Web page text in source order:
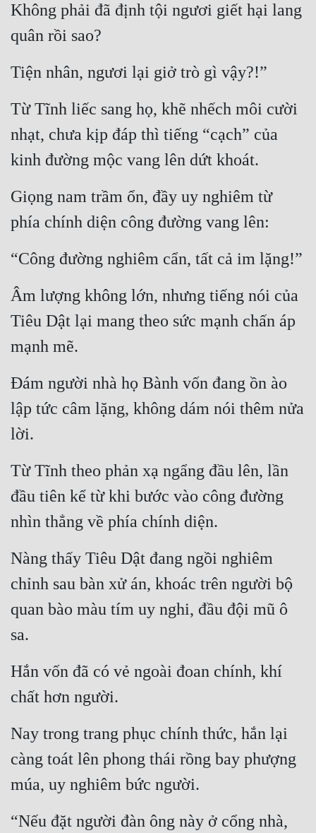
Không phải đã định tội ngươi giết hại lang
quân rồi sao?
Tiện nhân, ngươi lại giở trò gì vậy?!”
Từ Tĩnh liếc sang họ, khẽ nhếch môi cười
nhạt, chưa kịp đáp thì tiếng “cạch” của
kinh đường mộc vang lên dứt khoát.
Giọng nam trầm ổn, đầy uy nghiêm từ
phía chính diện công đường vang lên:
“Công đường nghiêm cẩn, tất cả im lặng!”
Âm lượng không lớn, nhưng tiếng nói của
Tiêu Dật lại mang theo sức mạnh chấn áp
mạnh mẽ.
Đám người nhà họ Bành vốn đang ồn ào
lập tức câm lặng, không dám nói thêm nửa
lời.
Từ Tĩnh theo phản xạ ngẩng đầu lên, lần
đầu tiên kể từ khi bước vào công đường
nhìn thẳng về phía chính diện.
Nàng thấy Tiêu Dật đang ngồi nghiêm
chỉnh sau bàn xử án, khoác trên người bộ
quan bào màu tím uy nghi, đầu đội mũ ô
sa.
Hắn vốn đã có vẻ ngoài đoan chính, khí
chất hơn người.
Nay trong trang phục chính thức, hắn lại
càng toát lên phong thái rồng bay phượng
múa, uy nghiêm bức người.
“Nếu đặt người đàn ông này ở cổng nhà,